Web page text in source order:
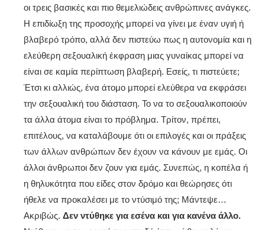
οι τρεις βασικές και πιο θεμελιώδεις ανθρώπινες ανάγκες.
Η επιδίωξη της προσοχής μπορεί να γίνει με έναν υγιή ή
βλαβερό τρόπο, αλλά δεν πιστεύω πως η αυτονομία και η
ελεύθερη σεξουαλική έκφραση μιας γυναίκας μπορεί να
είναι σε καμία περίπτωση βλαβερή. Εσείς, τι πιστεύετε;
Έτσι κι αλλιώς, ένα άτομο μπορεί ελεύθερα να εκφράσει
την σεξουαλική του διάσταση. Το να το σεξουαλικοποιούν
τα άλλα άτομα είναι το πρόβλημα. Τρίτον, πρέπει,
επιτέλους, να καταλάβουμε ότι οι επιλογές και οι πράξεις
των άλλων ανθρώπων δεν έχουν να κάνουν με εμάς. Οι
άλλοι άνθρωποι δεν ζουν για εμάς. Συνεπώς, η κοπέλα ή
η θηλυκότητα που είδες στον δρόμο και θεώρησες ότι
ήθελε να προκαλέσει με το ντύσιμό της; Μάντεψε…
Ακριβώς. Δεν ντύθηκε για εσένα και για κανένα άλλο.